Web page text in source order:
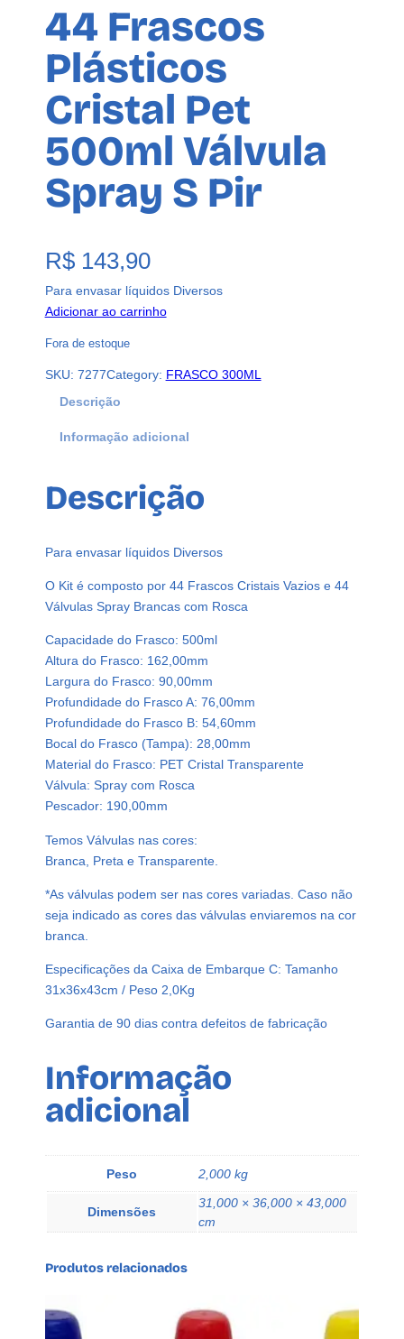
44 Frascos
Plásticos
Cristal Pet
500ml Válvula
Spray S Pir
R$143,90
Para envasar líquidos Diversos
Adicionar ao carrinho
Fora de estoque
SKU: 7277Category: FRASCO 300ML
Descrição
Informação adicional
Descrição
Para envasar líquidos Diversos
O Kit é composto por 44 Frascos Cristais Vazios e 44
Válvulas Spray Brancas com Rosca
Capacidade do Frasco: 500ml
Altura do Frasco: 162,00mm
Largura do Frasco: 90,00mm
Profundidade do Frasco A: 76,00mm
Profundidade do Frasco B: 54,60mm
Bocal do Frasco (Tampa): 28,00mm
Material do Frasco: PET Cristal Transparente
Válvula: Spray com Rosca
Pescador: 190,00mm
Temos Válvulas nas cores:
Branca, Preta e Transparente.
*As válvulas podem ser nas cores variadas. Caso não
seja indicado as cores das válvulas enviaremos na cor
branca.
Especificações da Caixa de Embarque C: Tamanho
31x36x43cm / Peso 2,0Kg
Garantia de 90 dias contra defeitos de fabricação
Informação
adicional
Peso 2,000 kg
Dimensões
31,000 × 36,000 × 43,000
cm
Produtos relacionados